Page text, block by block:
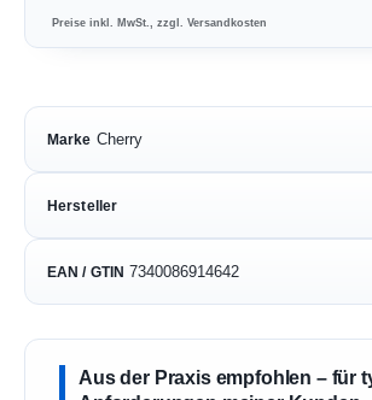
Preise inkl. MwSt., zzgl. Versandkosten
Marke Cherry
Hersteller
EAN / GTIN 7340086914642
Aus der Praxis empfohlen – für